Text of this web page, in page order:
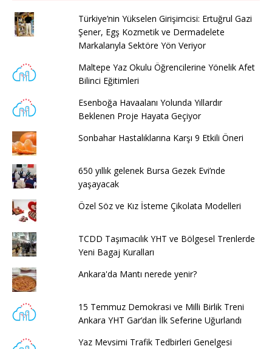
Türkiye’nin Yükselen Girişimcisi: Ertuğrul Gazi
Şener, Egş Kozmetik ve Dermadelete
Markalarıyla Sektöre Yön Veriyor
Maltepe Yaz Okulu Öğrencilerine Yönelik Afet
Bilinci Eğitimleri
Esenboğa Havaalanı Yolunda Yıllardır
Beklenen Proje Hayata Geçiyor
Sonbahar Hastalıklarına Karşı 9 Etkili Öneri
650 yıllık gelenek Bursa Gezek Evi’nde
yaşayacak
Özel Söz ve Kız İsteme Çikolata Modelleri
TCDD Taşımacılık YHT ve Bölgesel Trenlerde
Yeni Bagaj Kuralları
Ankara'da Mantı nerede yenir?
15 Temmuz Demokrasi ve Milli Birlik Treni
Ankara YHT Gar’dan İlk Seferine Uğurlandı
Yaz Mevsimi Trafik Tedbirleri Genelgesi